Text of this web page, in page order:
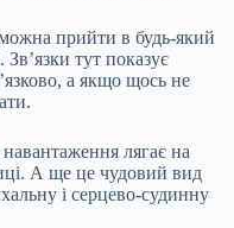
прийти в будь-який
Зв’язки тут показує
а якщо щось не
лягає на
А ще це чудовий вид
і серцево-судинну